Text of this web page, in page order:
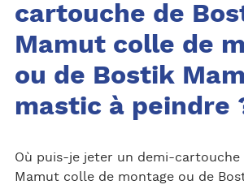
cartouche de
Mamut colle de
ou de Bostik
mastic à peindre
Où puis-je jeter un demi-cartouche
Mamut colle de montage ou de